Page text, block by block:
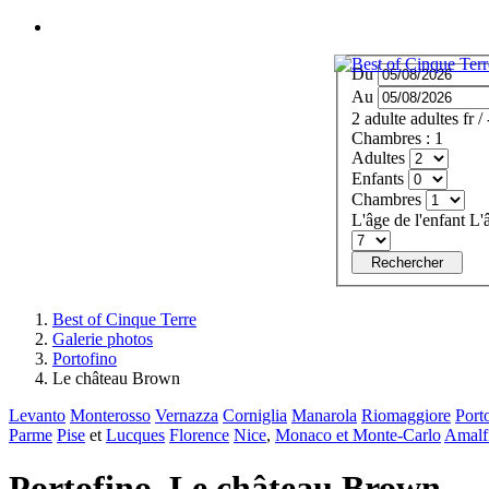
Du
Au
2 adulte adultes fr /
Chambres : 1
Adultes
Enfants
Chambres
L'âge de l'enfant
Rechercher
Best of Cinque Terre
Galerie photos
Portofino
Le château Brown
Levanto Monterosso Vernazza Corniglia Manarola Riomaggiore
Parme Pise et Lucques Florence Nice, Monaco et Monte-Carlo